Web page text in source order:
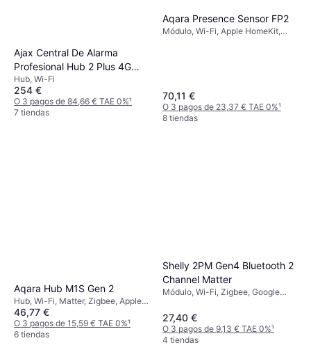
Ajax Central De Alarma
Profesional Hub 2 Plus 4G
Dual Sim
Hub, Wi-Fi
254 €
O 3 pagos de 84,66 € TAE 0%¹
7 tiendas
Aqara Presence Sensor FP2
Módulo, Wi-Fi, Apple HomeKit,
70,11 €
O 3 pagos de 23,37 € TAE 0%¹
8 tiendas
Aqara Hub M1S Gen 2
Hub, Wi-Fi, Matter, Zigbee, Apple
HomeKit, Amazon Alexa, IFTTT
46,77 €
O 3 pagos de 15,59 € TAE 0%¹
6 tiendas
Shelly 2PM Gen4 Bluetooth 2
Channel Matter
Módulo, Wi-Fi, Zigbee, Google
27,40 €
O 3 pagos de 9,13 € TAE 0%¹
4 tiendas